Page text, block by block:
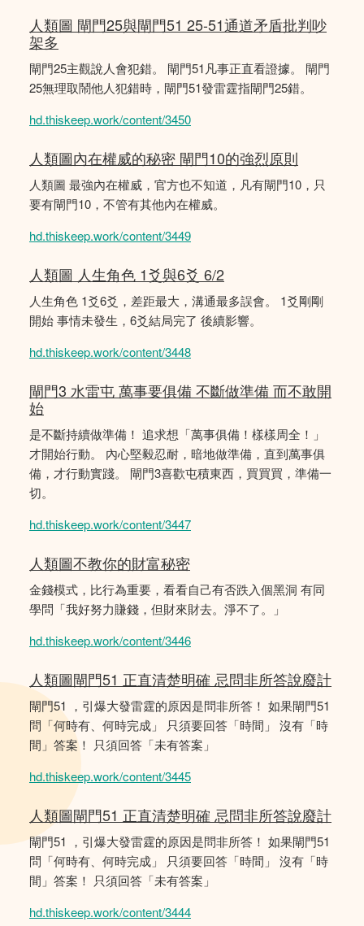
人類圖 閘門25與閘門51 25-51通道矛盾批判吵
架多
閘門25主觀說人會犯錯。 閘門51凡事正直看證據。 閘門
25無理取鬧他人犯錯時，閘門51發雷霆指閘門25錯。
hd.thiskeep.work/content/3450
人類圖內在權威的秘密 閘門10的強烈原則
人類圖 最強內在權威，官方也不知道，凡有閘門10，只
要有閘門10，不管有其他內在權威。
hd.thiskeep.work/content/3449
人類圖 人生角色 1爻與6爻 6/2
人生角色 1爻6爻，差距最大，溝通最多誤會。 1爻剛剛
開始 事情未發生，6爻結局完了 後續影響。
hd.thiskeep.work/content/3448
閘門3 水雷屯 萬事要俱備 不斷做準備 而不敢開
始
是不斷持續做準備！ 追求想「萬事俱備！樣樣周全！」
才開始行動。 內心堅毅忍耐，暗地做準備，直到萬事俱
備，才行動實踐。 閘門3喜歡屯積東西，買買買，準備一
切。
hd.thiskeep.work/content/3447
人類圖不教你的財富秘密
金錢模式，比行為重要，看看自己有否跌入個黑洞 有同
學問「我好努力賺錢，但財來財去。淨不了。」
hd.thiskeep.work/content/3446
人類圖閘門51 正直清楚明確 忌問非所答說廢計
閘門51 ，引爆大發雷霆的原因是問非所答！ 如果閘門51
問「何時有、何時完成」 只須要回答「時間」 沒有「時
間」答案！ 只須回答「未有答案」
hd.thiskeep.work/content/3445
人類圖閘門51 正直清楚明確 忌問非所答說廢計
閘門51 ，引爆大發雷霆的原因是問非所答！ 如果閘門51
問「何時有、何時完成」 只須要回答「時間」 沒有「時
間」答案！ 只須回答「未有答案」
hd.thiskeep.work/content/3444